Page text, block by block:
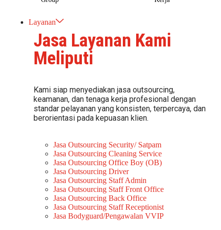
Layanan
Jasa Layanan Kami
Meliputi
Kami siap menyediakan jasa outsourcing,
keamanan, dan tenaga kerja profesional dengan
standar pelayanan yang konsisten, terpercaya, dan
berorientasi pada kepuasan klien.
Jasa Outsourcing Security/ Satpam
Jasa Outsourcing Cleaning Service
Jasa Outsourcing Office Boy (OB)
Jasa Outsourcing Driver
Jasa Outsourcing Staff Admin
Jasa Outsourcing Staff Front Office
Jasa Outsourcing Back Office
Jasa Outsourcing Staff Receptionist
Jasa Bodyguard/Pengawalan VVIP